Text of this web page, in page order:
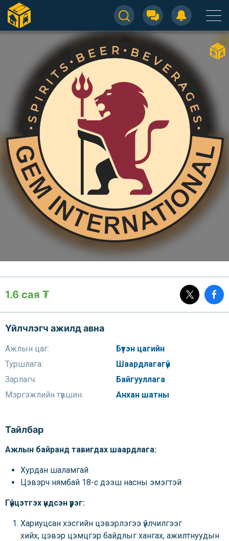
1.6 сая ₮
Үйлчлэгч ажилд авна
Ажлын цаг:
Бүтэн цагийн
Туршлага:
Шаардлагагүй
Зарлагч:
Байгууллага
Мэргэжлийн түвшин:
Анхан шатны
Тайлбар
Ажлын байранд тавигдах шаардлага:
Хурдан шаламгай
Цэвэрч нямбай 18-с дээш насны эмэгтэй
Гүйцэтгэх үндсэн үүрэг:
Хариуцсан хэсгийн цэвэрлэгээ үйлчилгээг
хийх, цэвэр цэмцгэр байдлыг хангах, ажилтнуудын